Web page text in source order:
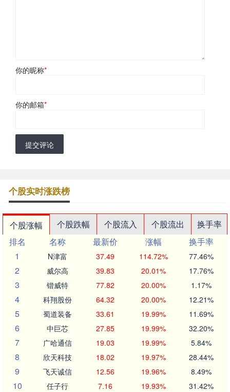
你的昵称*
你的邮箱*
提交评论
个股实时涨跌榜
个股涨幅 个股跌幅 个股流入 个股流出
换手率
排名
名称 最新价 涨幅
换手率
1
N津富 37.49 114.72% 77.46%
2 威尔高 39.83 20.01% 17.76%
3 锴威特 77.82 20.00% 1.17%
4 科翔股份 64.32 20.00% 12.21%
5 蜀道装备 33.61 19.99% 11.69%
6 中巨芯 27.85 19.99% 32.20%
7 广哈通信 19.03 19.99% 5.84%
8 欣天科技 18.02 19.97% 28.44%
9 飞天诚信 12.56 19.96% 8.49%
10 任子行 7.16 19.93% 31.42%